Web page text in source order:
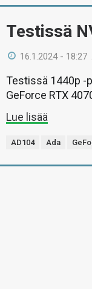
Testissä
16.1.2024 - 18:27
Testissä 1440p -
GeForce RTX
Lue lisää
AD104 Ada